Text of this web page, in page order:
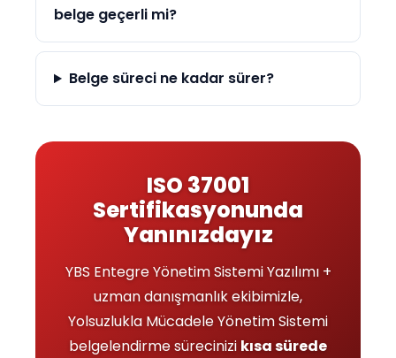
belge geçerli mi?
Belge süreci ne kadar sürer?
ISO 37001
Sertifikasyonunda
Yanınızdayız
YBS Entegre Yönetim Sistemi Yazılımı +
uzman danışmanlık ekibimizle,
Yolsuzlukla Mücadele Yönetim Sistemi
belgelendirme sürecinizi kısa sürede